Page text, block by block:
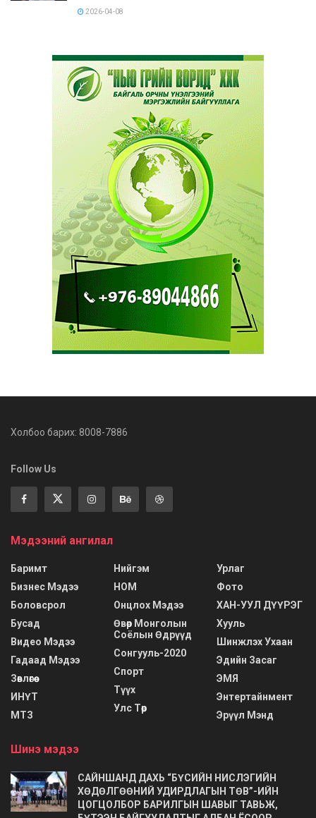
2026-04-08
Холбоо барих: 8008-7886
Follow Us
Мэдээний ангилал
Баримт
Бизнес Мэдээ
Боловсрол
Бусад
Видео Мэдээ
Гадаад Мэдээ
Зөвлөгөө
ИНҮТ
МТЗ
Нийгэм
НОМ
Онцлох Мэдээ
Өвөр Монголын
Соёлын Өдрүүд
Сонгууль-2020
Спорт
Түүх
Улс Төр
Урлаг
Фото
ХАН-УУЛ ДҮҮРЭГ
Хууль
Шинжлэх Ухаан
Эдийн Засаг
ЭМЯ
Энтертайнмент
Эрүүл Мэнд
Шинэ мэдээ
САЙНШАНД ДАХЬ “БҮСИЙН НИСЛЭГИЙН
ХӨДӨЛГӨӨНИЙ УДИРДЛАГЫН ТӨВ”-ИЙН
ЦОГЦОЛБОР БАРИЛГЫН ШАВЫГ ТАВЬЖ,